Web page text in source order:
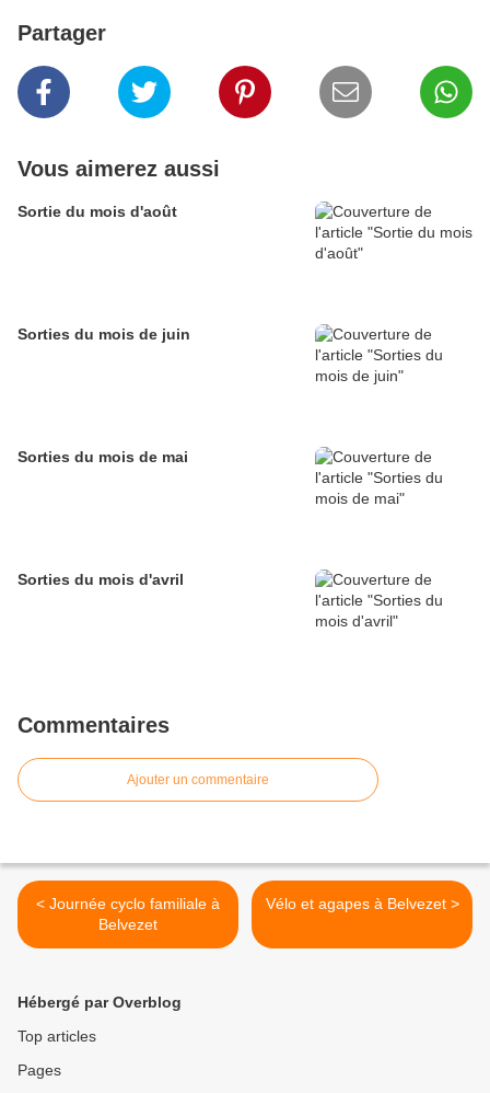
Partager
Vous aimerez aussi
Sortie du mois d'août
Sorties du mois de juin
Sorties du mois de mai
Sorties du mois d'avril
Commentaires
Ajouter un commentaire
< Journée cyclo familiale à
Belvezet
Vélo et agapes à Belvezet >
Hébergé par Overblog
Top articles
Pages